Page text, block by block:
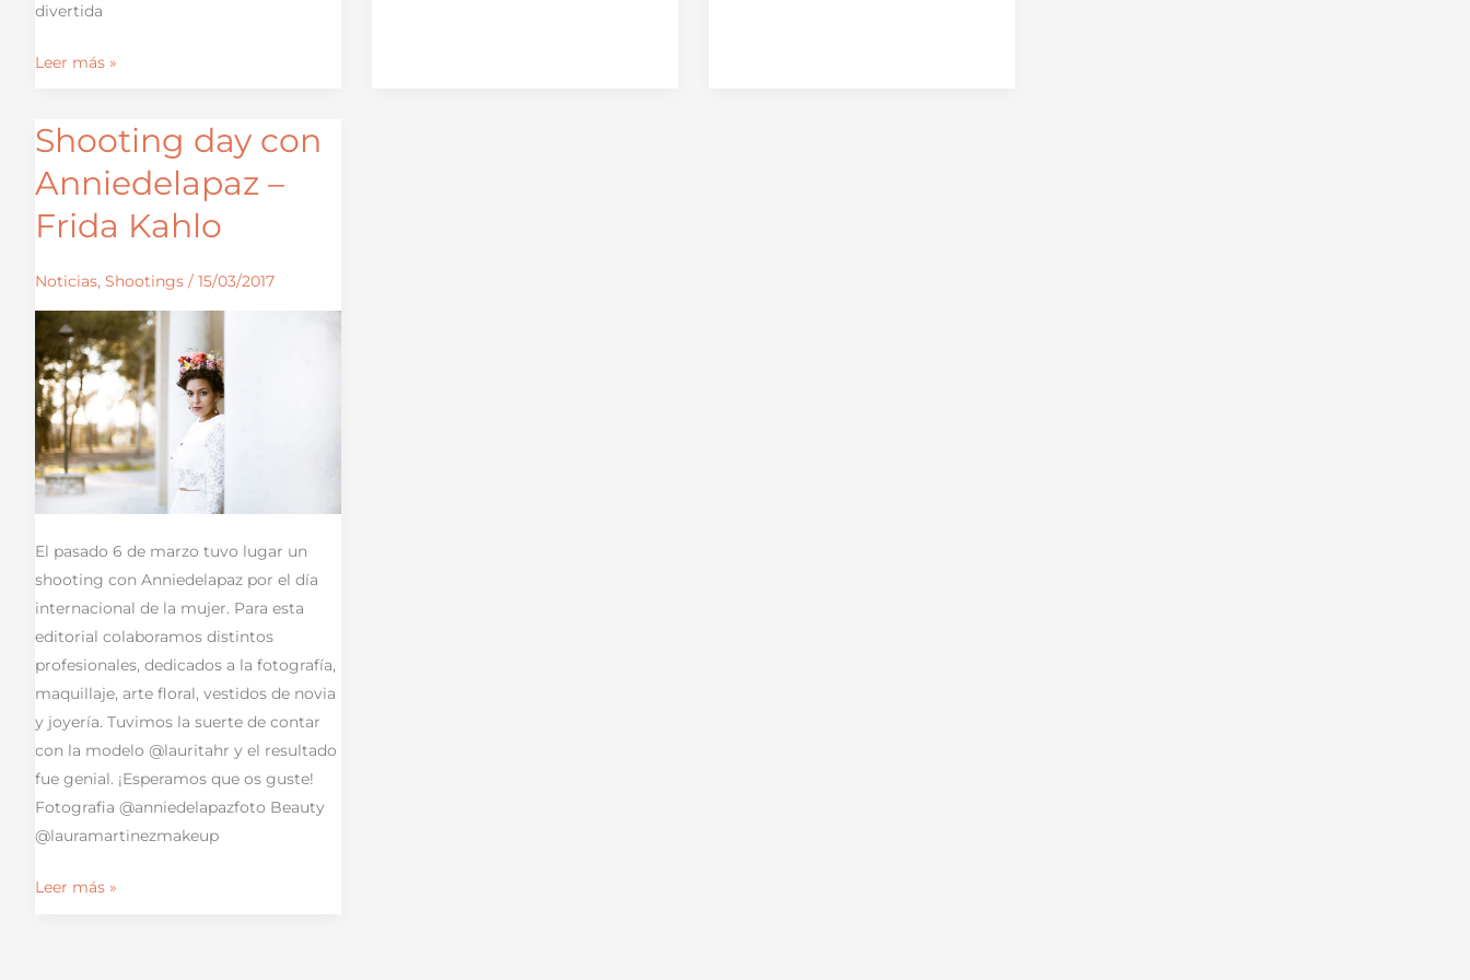
divertida
Leer más »
Shooting day con
Anniedelapaz –
Frida Kahlo
Noticias, Shootings / 15/03/2017
El pasado 6 de marzo tuvo lugar un
shooting con Anniedelapaz por el día
internacional de la mujer. Para esta
editorial colaboramos distintos
profesionales, dedicados a la fotografía,
maquillaje, arte floral, vestidos de novia
y joyería. Tuvimos la suerte de contar
con la modelo @lauritahr y el resultado
fue genial. ¡Esperamos que os guste!
Fotografia @anniedelapazfoto Beauty
@lauramartinezmakeup
Shooting
con
Anniedelapaz
Frida
Leer más »